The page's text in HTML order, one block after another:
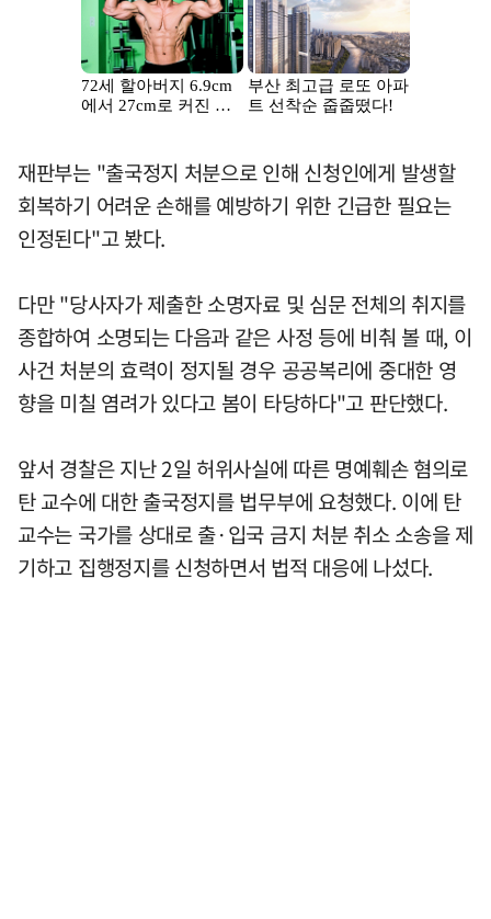
재판부는 "출국정지 처분으로 인해 신청인에게 발생할
회복하기 어려운 손해를 예방하기 위한 긴급한 필요는
인정된다"고 봤다.
다만 "당사자가 제출한 소명자료 및 심문 전체의 취지를
종합하여 소명되는 다음과 같은 사정 등에 비춰 볼 때, 이
사건 처분의 효력이 정지될 경우 공공복리에 중대한 영
향을 미칠 염려가 있다고 봄이 타당하다"고 판단했다.
앞서 경찰은 지난 2일 허위사실에 따른 명예훼손 혐의로
탄 교수에 대한 출국정지를 법무부에 요청했다. 이에 탄
교수는 국가를 상대로 출·입국 금지 처분 취소 소송을 제
기하고 집행정지를 신청하면서 법적 대응에 나섰다.